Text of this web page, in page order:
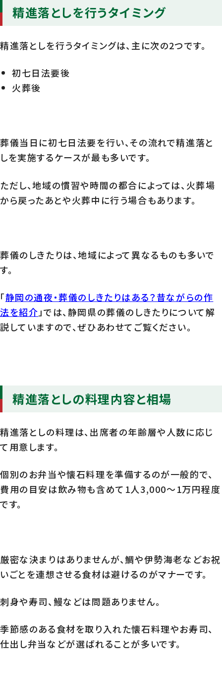
精進落としを行うタイミング
精進落としを行うタイミングは、主に次の2つです。
初七日法要後
火葬後
葬儀当日に初七日法要を行い、その流れで精進落と
しを実施するケースが最も多いです。
ただし、地域の慣習や時間の都合によっては、火葬場
から戻ったあとや火葬中に行う場合もあります。
葬儀のしきたりは、地域によって異なるものも多いで
す。
「静岡の通夜・葬儀のしきたりはある？昔ながらの作
法を紹介 」では、静岡県の葬儀のしきたりについて解
説していますので、ぜひあわせてご覧ください。
精進落としの料理内容と相場
精進落としの料理は、出席者の年齢層や人数に応じ
て用意します。
個別のお弁当や懐石料理を準備するのが一般的で、
費用の目安は飲み物も含めて1人3,000～1万円程度
です。
厳密な決まりはありませんが、鯛や伊勢海老などお祝
いごとを連想させる食材は避けるのがマナーです。
刺身や寿司、鰻などは問題ありません。
季節感のある食材を取り入れた懐石料理やお寿司、
仕出し弁当などが選ばれることが多いです。